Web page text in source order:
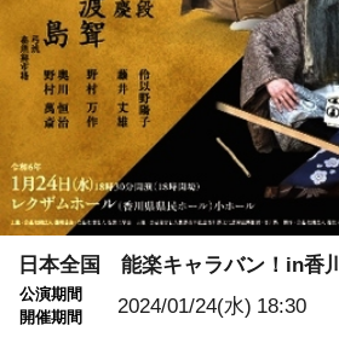
日本全国 能楽キャラバン！in香川
公演期間
開催期間
2024/01/24(水) 18:30